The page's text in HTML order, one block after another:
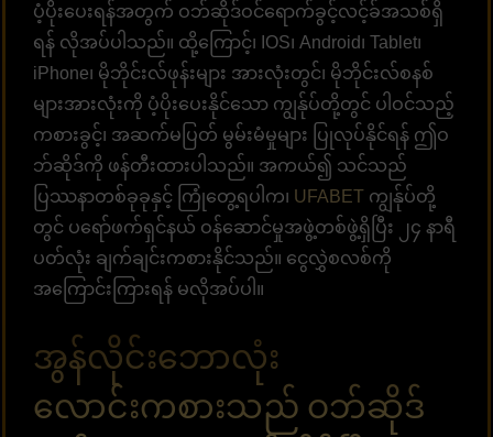
ပံ့ပိုးပေးရန်အတွက် ဝဘ်ဆိုဒ်ဝင်ရောက်ခွင့်လင့်ခ်အသစ်ရှိ
ရန် လိုအပ်ပါသည်။ ထို့ကြောင့်၊ IOS၊ Android၊ Tablet၊
iPhone၊ မိုဘိုင်းလ်ဖုန်းများ အားလုံးတွင်၊ မိုဘိုင်းလ်စနစ်
များအားလုံးကို ပံ့ပိုးပေးနိုင်သော ကျွန်ုပ်တို့တွင် ပါဝင်သည့်
ကစားခွင့်၊ အဆက်မပြတ် မွမ်းမံမှုများ ပြုလုပ်နိုင်ရန် ဤဝ
ဘ်ဆိုဒ်ကို ဖန်တီးထားပါသည်။ အကယ်၍ သင်သည်
ပြဿနာတစ်ခုခုနှင့် ကြုံတွေ့ရပါက၊ UFABET ကျွန်ုပ်တို့
တွင် ပရော်ဖက်ရှင်နယ် ဝန်ဆောင်မှုအဖွဲ့တစ်ဖွဲ့ရှိပြီး ၂၄ နာရီ
ပတ်လုံး ချက်ချင်းကစားနိုင်သည်။ ငွေလွှဲစလစ်ကို
အကြောင်းကြားရန် မလိုအပ်ပါ။
အွန်လိုင်းဘောလုံး
လောင်းကစားသည် ဝဘ်ဆိုဒ်